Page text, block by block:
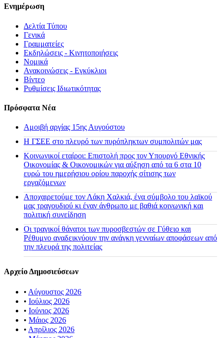
Ενημέρωση
Δελτία Τύπου
Γενικά
Γραμματείες
Εκδηλώσεις - Κινητοποιήσεις
Νομικά
Ανακοινώσεις - Εγκύκλιοι
Βίντεο
Ρυθμίσεις Ιδιωτικότητας
Πρόσφατα Νέα
Αμοιβή αργίας 15ης Αυγούστου
H ΓΣΕΕ στο πλευρό των πυρόπληκτων συμπολιτών μας
Κοινωνικοί εταίροι: Επιστολή προς τον Υπουργό Εθνικής
Οικονομίας & Οικονομικών για αύξηση από τα 6 στα 10
ευρώ του ημερήσιου ορίου παροχής σίτισης των
εργαζόμενων
Αποχαιρετούμε τον Λάκη Χαλκιά, ένα σύμβολο του λαϊκού
μας τραγουδιού κι έναν άνθρωπο με βαθιά κοινωνική και
πολιτική συνείδηση
Οι τραγικοί θάνατοι των πυροσβεστών σε Γύθειο και
Ρέθυμνο αναδεικνύουν την ανάγκη γενναίων αποφάσεων από
την πλευρά της πολιτείας
Αρχείο Δημοσιεύσεων
• Αύγουστος 2026
• Ιούλιος 2026
• Ιούνιος 2026
• Μάιος 2026
• Απρίλιος 2026